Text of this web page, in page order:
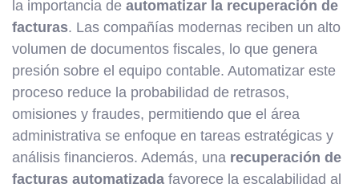
la importancia de automatizar la recuperación de
facturas. Las compañías modernas reciben un alto
volumen de documentos fiscales, lo que genera
presión sobre el equipo contable. Automatizar este
proceso reduce la probabilidad de retrasos,
omisiones y fraudes, permitiendo que el área
administrativa se enfoque en tareas estratégicas y
análisis financieros. Además, una recuperación de
facturas automatizada favorece la escalabilidad al